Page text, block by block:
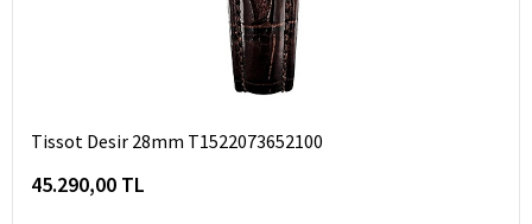
Tissot Desir 28mm T1522073652100
45.290,00 TL